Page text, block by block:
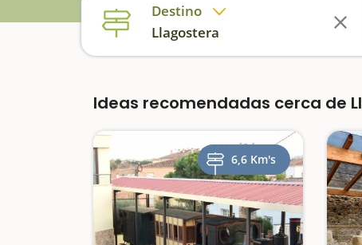
Destino
Llagostera
Ideas recomendadas cerca de
6,6 Km's